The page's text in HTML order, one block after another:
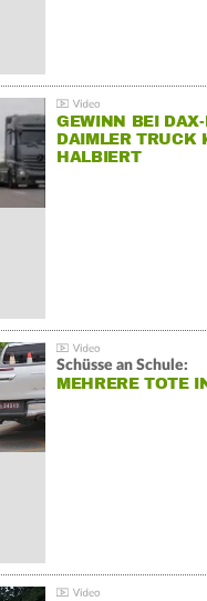
GEWINN BEI
DAIMLER TRUCK
HALBIERT
Schüsse an Schule:
MEHRERE TOTE